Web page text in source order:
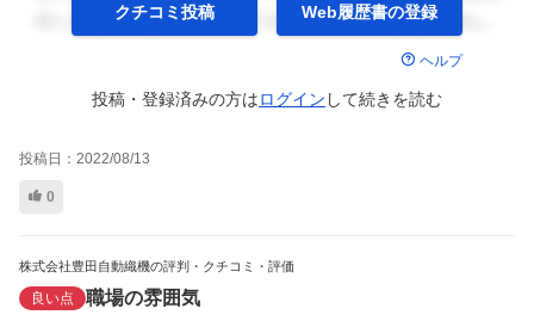
クチコミ投稿 Web履歴書の登録
ヘルプ
投稿・登録済みの方はログイン して続きを読む
投稿日： 2022/08/13
0
株式会社豊田自動織機の評判・クチコミ・評価
良い点 職場の雰囲気